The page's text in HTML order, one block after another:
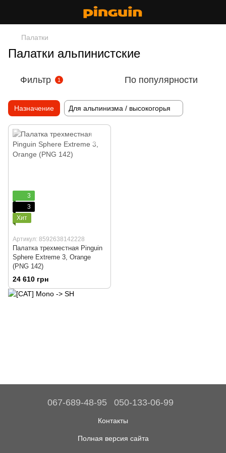
Палатки
Палатки альпинистские
Фильтр 1 По популярности
Назначение Для альпинизма / высокогорья
3
3
Хит
Артикул: 8592638142228
Палатка трехместная Pinguin
Sphere Extreme 3, Orange
(PNG 142)
24 610 грн
067-689-48-95 050-133-06-99
Контакты
Полная версия сайта